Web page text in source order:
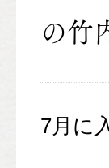
の竹
7月に